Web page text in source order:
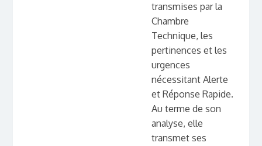
transmises par la
Chambre
Technique, les
pertinences et les
urgences
nécessitant Alerte
et Réponse Rapide.
Au terme de son
analyse, elle
transmet ses